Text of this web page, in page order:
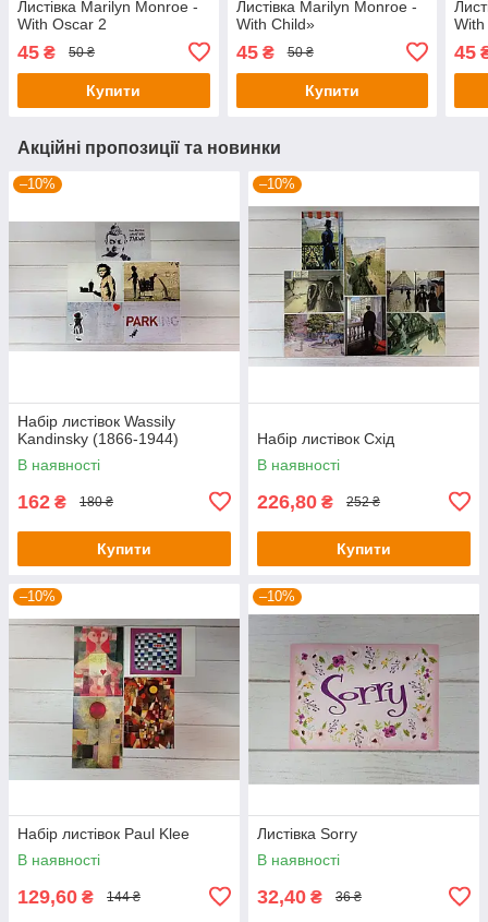
Листівка Marilyn Monroe -
With Oscar 2
45 ₴ 50 ₴
Купити
Листівка Marilyn Monroe -
With Child»
45₴ 50 ₴
Купити
With
45
Акційні пропозиції та новинки
–10%
Набір листівок Wassily
Kandinsky (1866-1944)
В наявності
162 ₴ 180 ₴
Купити
–10%
Набір листівок Схід
В наявності
226,80 ₴ 252 ₴
Купити
–10%
Набір листівок Paul Klee
В наявності
129,60 ₴ 144 ₴
–10%
Листівка Sorry
В наявності
32,40 ₴ 36 ₴